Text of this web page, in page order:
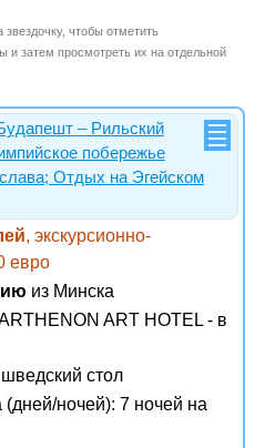
чтобы отметить
и затем просмотреть их на отдельной
– Рильский
побережье
Отдых на Эгейском
, экскурсионно-
евро
из Минска
ART HOTEL - в
шведский стол
(дней/ночей): 7 ночей на